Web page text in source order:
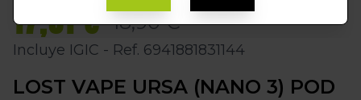
17,01 € 18,90 €
Incluye IGIC - Ref. 6941881831144
LOST VAPE URSA (NANO 3) POD